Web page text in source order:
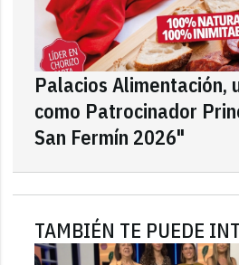
Palacios Alimentación,
como Patrocinador
San Fermín 2026"
TAMBIÉN TE PUEDE